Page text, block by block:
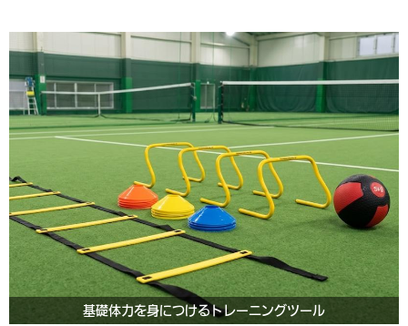
基礎体力を身につけるトレーニングツール